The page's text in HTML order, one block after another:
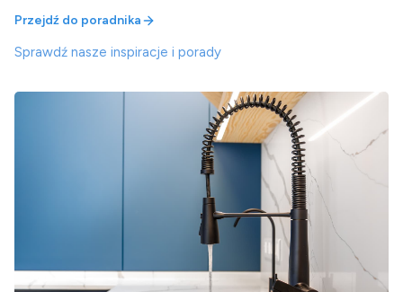
Przejdź do poradnika
Sprawdź nasze inspiracje i porady